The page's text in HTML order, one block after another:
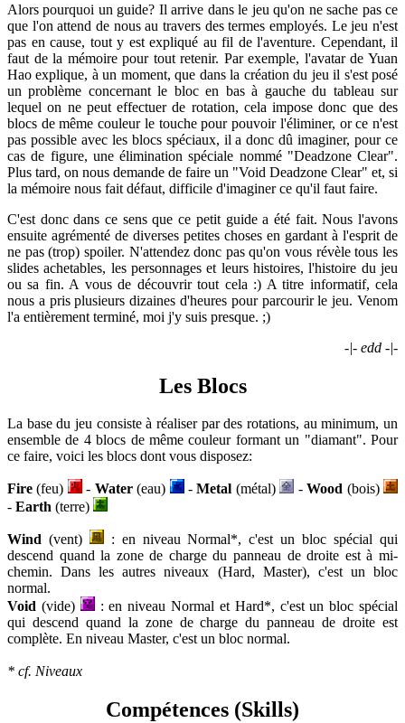
Alors pourquoi un guide? Il arrive dans le jeu qu'on ne sache pas ce
que l'on attend de nous au travers des termes employés. Le jeu n'est
pas en cause, tout y est expliqué au fil de l'aventure. Cependant, il
faut de la mémoire pour tout retenir. Par exemple, l'avatar de Yuan
Hao explique, à un moment, que dans la création du jeu il s'est posé
un problème concernant le bloc en bas à gauche du tableau sur
lequel on ne peut effectuer de rotation, cela impose donc que des
blocs de même couleur le touche pour pouvoir l'éliminer, or ce n'est
pas possible avec les blocs spéciaux, il a donc dû imaginer, pour ce
cas de figure, une élimination spéciale nommé "Deadzone Clear".
Plus tard, on nous demande de faire un "Void Deadzone Clear" et, si
la mémoire nous fait défaut, difficile d'imaginer ce qu'il faut faire.
C'est donc dans ce sens que ce petit guide a été fait. Nous l'avons
ensuite agrémenté de diverses petites choses en gardant à l'esprit de
ne pas (trop) spoiler. N'attendez donc pas qu'on vous révèle tous les
slides achetables, les personnages et leurs histoires, l'histoire du jeu
ou sa fin. A vous de découvrir tout cela :) A titre informatif, cela
nous a pris plusieurs dizaines d'heures pour parcourir le jeu. Venom
l'a entièrement terminé, moi j'y suis presque. ;)
-|- edd -|-
Les Blocs
La base du jeu consiste à réaliser par des rotations, au minimum, un
ensemble de 4 blocs de même couleur formant un "diamant". Pour
ce faire, voici les blocs dont vous disposez:
Fire (feu) - Water(eau) -Metal (métal) -Wood (bois)
- Earth (terre)
Wind (vent)
: en niveau Normal*, c'est un bloc spécial qui
descend quand la zone de charge du panneau de droite est à mi-
chemin. Dans les autres niveaux (Hard, Master), c'est un bloc
normal.
Void (vide)
: en niveau Normal et Hard*, c'est un bloc spécial
qui descend quand la zone de charge du panneau de droite est
complète. En niveau Master, c'est un bloc normal.
* cf. Niveaux
Compétences (Skills)